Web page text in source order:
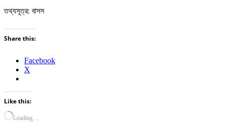
তথ্যসূত্র: বাসস
Share this:
Facebook
X
Like this:
Loading…